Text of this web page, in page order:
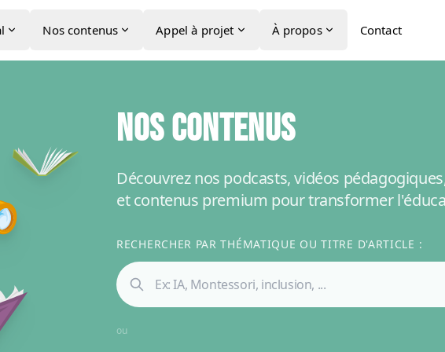
Nos contenus Appel à projet À propos Contact
NOS CONTENUS
Découvrez nos podcasts, vidéos
et contenus premium pour transformer
RECHERCHER PAR THÉMATIQUE OU TITRE D'ARTICLE :
ou